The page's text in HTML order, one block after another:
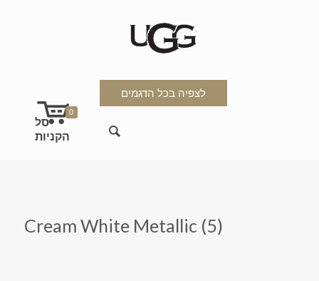
לצפיה בכל הדגמים
0
Cream White Metallic (5)